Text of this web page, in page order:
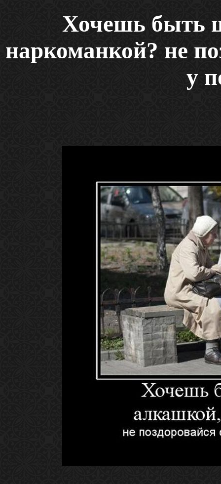
Хочешь быть
наркоманкой? не
у